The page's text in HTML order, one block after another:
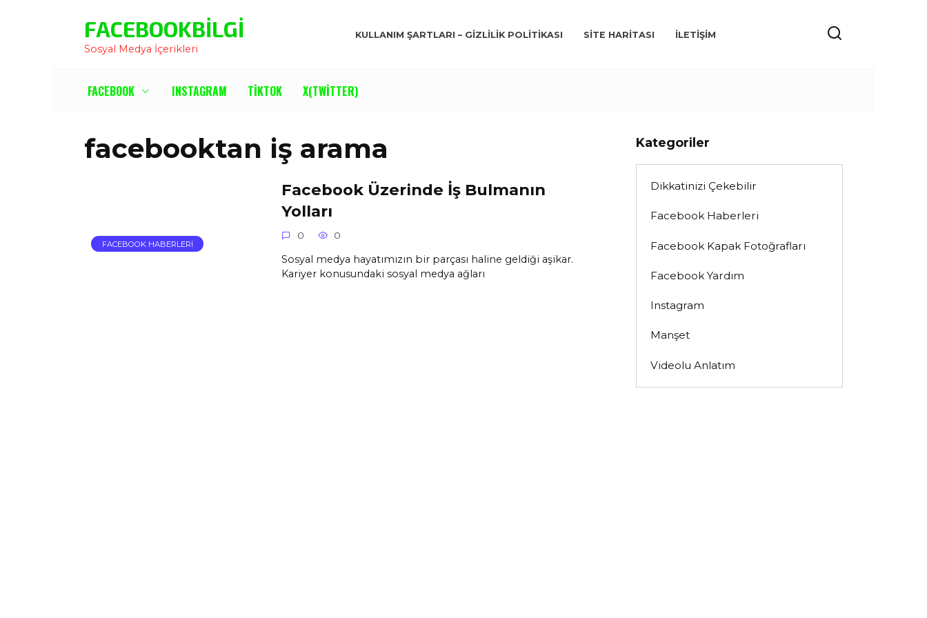
FACEBOOKBILGI
Sosyal Medya İçerikleri
KULLANIM ŞARTLARI – GIZLILIK POLITIKASI SITE HARITASI İLETIŞIM
FACEBOOK INSTAGRAM TIKTOK X(TWITTER)
facebooktan iş arama
FACEBOOK HABERLERI
Facebook Üzerinde İş Bulmanın
Yolları
0 0
Sosyal medya hayatımızın bir parçası haline geldiği aşikar.
Kariyer konusundaki sosyal medya ağları
Kategoriler
Dikkatinizi Çekebilir
Facebook Haberleri
Facebook Kapak Fotoğrafları
Facebook Yardım
Instagram
Manşet
Videolu Anlatım